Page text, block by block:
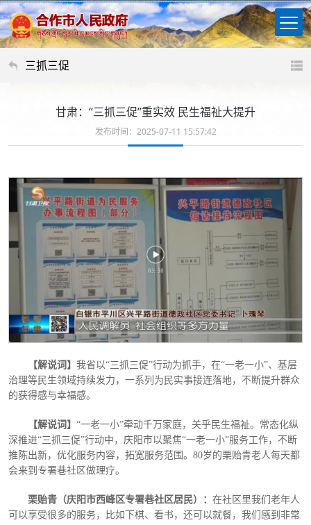
三抓三促
甘肃：“三抓三促”重实效 民生福祉大提升
发布时间：2025-07-11 15:57:42
【解说词】 我省以“三抓三促”行动为抓手，在“一老一小”、基层
治理等民生领域持续发力，一系列为民实事接连落地，不断提升群众
的获得感与幸福感。
【解说词】 “一老一小”牵动千万家庭，关乎民生福祉。常态化纵
深推进“三抓三促”行动中，庆阳市以聚焦“一老一小”服务工作，不断
推陈出新，优化服务内容，拓宽服务范围。80岁的栗贻青老人每天都
会来到专署巷社区做理疗。
栗贻青（庆阳市西峰区专署巷社区居民）： 在社区里我们老年人
可以享受很多的服务，比如下棋、看书，还可以就餐，我们感到非常